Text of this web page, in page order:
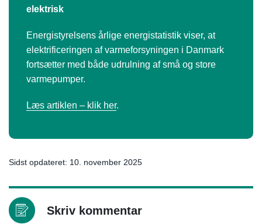
elektrisk
Energistyrelsens årlige energistatistik viser, at
elektrificeringen af varmeforsyningen i Danmark
fortsætter med både udrulning af små og store
varmepumper.
Læs artiklen – klik her.
Sidst opdateret: 10. november 2025
Skriv kommentar